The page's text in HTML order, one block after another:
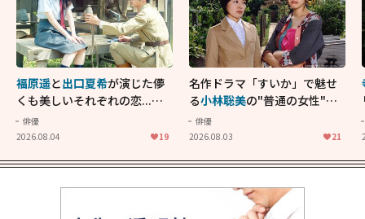
福原遥と出口夏希が演じた儚
くも美しいそれぞれの恋...生
きることの尊さを教えてくれ
た映画「あの花が咲く丘で、
俳優
2026.08.04
19
名作ドラマ「すいか」で魅せ
る小林聡美の"普通の女性"が
大人に刺さる...映画「かもめ
食堂」にも通じる静かな芝居
俳優
2026.08.03
21